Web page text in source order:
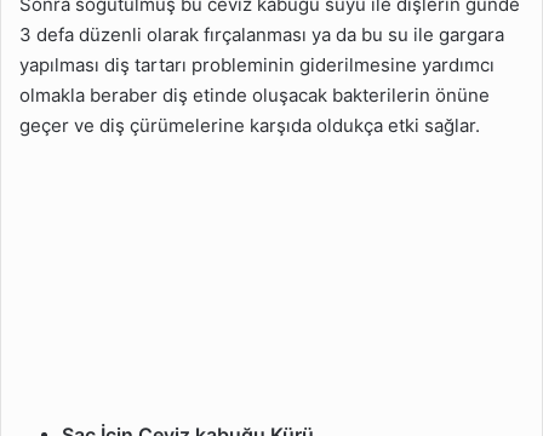
3 defa düzenli olarak fırçalanması ya da bu su ile gargara
yapılması diş tartarı probleminin giderilmesine yardımcı
olmakla beraber diş etinde oluşacak bakterilerin önüne
geçer ve diş çürümelerine karşıda oldukça etki sağlar.